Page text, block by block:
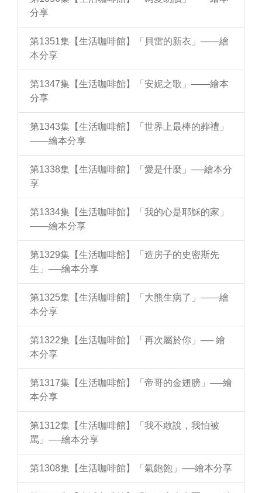
分享
第1351集【生活咖啡館】「貝雷的新衣」——繪
本分享
第1347集【生活咖啡館】「安妮之歌」——繪本
分享
第1343集【生活咖啡館】「世界上最棒的葬禮」
——繪本分享
第1338集【生活咖啡館】「愛是什麼」──繪本分
享
第1334集【生活咖啡館】「我的心是耶穌的家」
——繪本分享
第1329集【生活咖啡館】「造房子的史密斯先
生」──繪本分享
第1325集【生活咖啡館】「大熊生病了」——繪
本分享
第1322集【生活咖啡館】「再次屬於你」── 繪
本分享
第1317集【生活咖啡館】「帝哥的金翅膀」──繪
本分享
第1312集【生活咖啡館】「我不敢說，我怕被
罵」──繪本分享
第1308集【生活咖啡館】「氣飽飽」──繪本分享